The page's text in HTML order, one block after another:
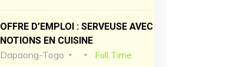
OFFRE D’EMPLOI : SERVEUSE AVEC
NOTIONS EN CUISINE
Dapaong-Togo Full Time